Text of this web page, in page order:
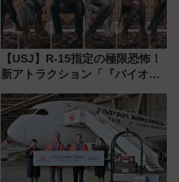
【USJ】R-15指定の極限恐怖！
新アトラクション「『バイオハ
ブ」今秋登場 ―予測不能の恐
怖に泣き叫べ―